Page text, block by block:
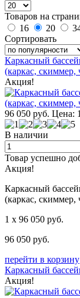
Товаров на
16
20
Сортировать
Каркасный
(каркас,
Акция!
96 050 руб. Цена:
В наличии
Товар успешно
Акция!
Каркасный
(каркас,
1 x 96 050 руб.
96 050 руб.
перейти в корзину
Каркасный
Акция!